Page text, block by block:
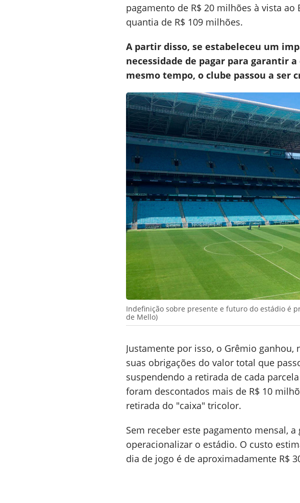
pagamento de R$ 20 milhões à vista
quantia de R$ 109 milhões.
A partir disso, se estabeleceu um
necessidade de pagar para garantir
mesmo tempo, o clube passou a ser
Indefinição sobre presente e futuro do estádio é
de Mello)
Justamente por isso, o Grêmio
suas obrigações do valor total que
suspendendo a retirada de cada
foram descontados mais de R$ 10
retirada do "caixa" tricolor.
Sem receber este pagamento mensal,
operacionalizar o estádio. O custo
dia de jogo é de aproximadamente R$